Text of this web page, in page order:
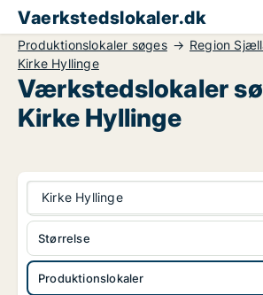
Vaerkstedslokaler.dk
Produktionslokaler søges
Region
Kirke Hyllinge
Værkstedslokaler
Kirke Hyllinge
Kirke Hyllinge
Produktionslokaler
Størrelse